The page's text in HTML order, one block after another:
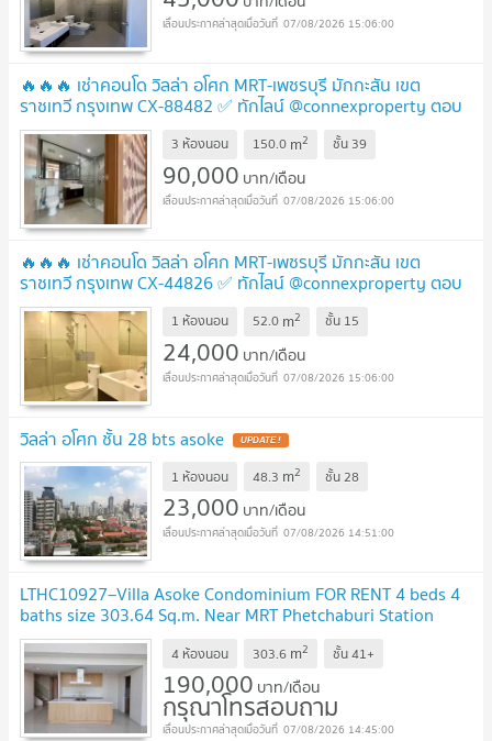
07/08/2026 15:06:00
🔥🔥🔥 เช่าคอนโด วิลล่า อโศก MRT-เพชรบุรี มักกะสัน เขต
ราชเทวี กรุงเทพ CX-88482 ✅ ทักไลน์ @connexproperty ตอบ
ทันที ทีมงานมืออาชีพ ✅ 🔥🔥🔥
3 ห้องนอน 150.0 m2 ชั้น 39
90,000 บาท/เดือน
07/08/2026 15:06:00
🔥🔥🔥 เช่าคอนโด วิลล่า อโศก MRT-เพชรบุรี มักกะสัน เขต
ราชเทวี กรุงเทพ CX-44826 ✅ ทักไลน์ @connexproperty ตอบ
ทันที ทีมงานมืออาชีพ ✅ 🔥🔥🔥
1 ห้องนอน 52.0 m2 ชั้น 15
24,000 บาท/เดือน
07/08/2026 15:06:00
วิลล่า อโศก ชั้น 28 bts asoke UPDATE !
1 ห้องนอน 48.3 m2 ชั้น28
23,000 บาท/เดือน
07/08/2026 14:51:00
LTHC10927–Villa Asoke Condominium FOR RENT 4 beds 4
baths size 303.64 Sq.m. Near MRT Phetchaburi Station
ONLY 190k/month
4 ห้องนอน 303.6 m2 ชั้น41+
190,000 บาท/เดือน
กรุณาโทรสอบถาม
07/08/2026 14:45:00